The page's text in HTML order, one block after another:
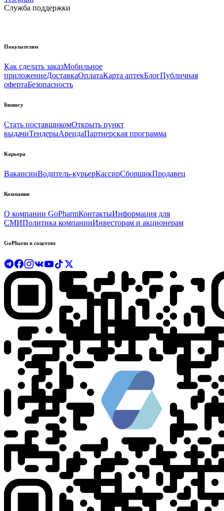
Служба поддержки
Покупателям
Как сделать заказМобильное
приложениеДоставкаОплатаКарта аптекБлогПубличная
офертаБезопасность
Бизнесу
Стать поставщикомОткрыть пункт
выдачиТендерыАрендаПартнерская программа
Карьера
ВакансииВодитель-курьерКассирСборщикПродавец
Компания
О компании GoPharmКонтактыИнформация для
СМИПолитика компанииИнвесторам и акционерам
GoPharm в соцсетях